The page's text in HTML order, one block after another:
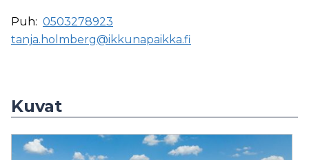
Puh: 0503278923
tanja.holmberg@ikkunapaikka.fi
Kuvat